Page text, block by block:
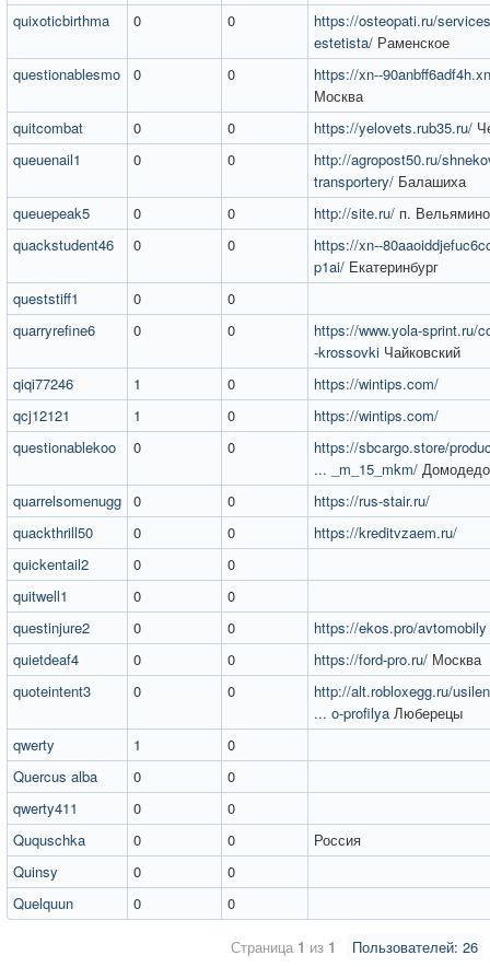
quixoticbirthma
0 0
https://osteopati.ru/
estetista/ Раменское
questionablesmo
0 0
https://xn--
Москва
quitcombat
0 0 https://yelovets.rub35.ru/
queuenail1
0 0
http://agropost50.ru/
transportery/ Балашиха
queuepeak5
0 0 http://site.ru/ п.
quackstudent46
0 0
https://xn--
p1ai/ Екатеринбург
queststiff1
0
0
quarryrefine6
0 0
https://www.yola-sprint.ru/
-krossovki Чайковский
qiqi77246
1 0
https://wintips.com/
qcj12121
1 0
https://wintips.com/
questionablekoo
0 0
https://sbcargo.store/
... _m_15_mkm/
quarrelsomenugg 0 0
https://rus-stair.ru/
quackthrill50
0 0
https://kreditvzaem.ru/
quickentail2
0
0
quitwell1
0
0
questinjure2
0 0 https://ekos.pro/avtomobily
quietdeaf4
0 0 https://ford-pro.ru/ Москва
quoteintent3
0 0
http://alt.robloxegg.ru/
... o-profilya Люберецы
qwerty
1
0
Quercus alba
0
0
qwerty411
0
0
Ququschka
0 0
Россия
Quinsy
0
0
Quelquun
0 0
Пользователей: 26
Страница 1 из 1